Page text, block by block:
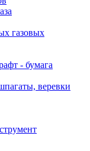
газовых
- бумага
веревки